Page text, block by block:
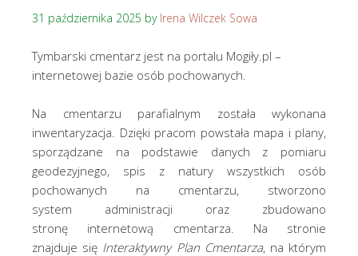
31 października 2025 by Irena Wilczek Sowa
Tymbarski cmentarz jest na portalu Mogiły.pl –
internetowej bazie osób pochowanych.
Na cmentarzu parafialnym została wykonana
inwentaryzacja. Dzięki pracom powstała mapa i plany,
sporządzane na podstawie danych z pomiaru
geodezyjnego, spis z natury wszystkich osób
pochowanych na cmentarzu, stworzono
system administracji oraz zbudowano
stronę internetową cmentarza. Na stronie
znajduje się Interaktywny Plan Cmentarza, na którym